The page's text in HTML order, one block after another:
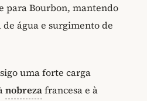
para Bourbon, mantendo
água e surgimento de
uma forte carga
nobrezafrancesa e à